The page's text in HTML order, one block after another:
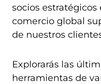
socios
comercio global
de nuestros
Explorarás las
herramientas de